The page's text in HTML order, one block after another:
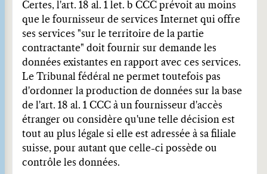
Certes, l'art. 18 al. 1 let. b CCC prévoit au moins
que le fournisseur de services Internet qui offre
ses services "sur le territoire de la partie
contractante" doit fournir sur demande les
données existantes en rapport avec ces services.
Le Tribunal fédéral ne permet toutefois pas
d'ordonner la production de données sur la base
de l'art. 18 al. 1 CCC à un fournisseur d'accès
étranger ou considère qu'une telle décision est
tout au plus légale si elle est adressée à sa filiale
suisse, pour autant que celle-ci possède ou
contrôle les données.